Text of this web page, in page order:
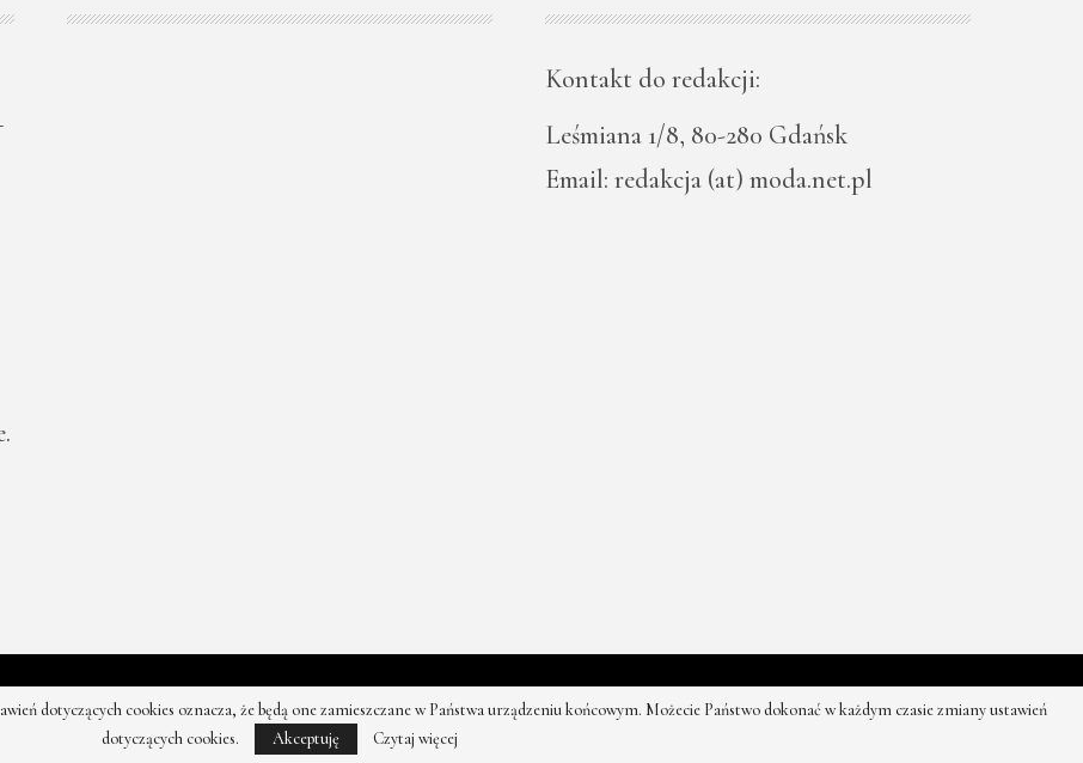
Kontakt do redakcji:
Leśmiana 1/8, 80-280 Gdańsk
Email: redakcja (at) moda.net.pl
Moda - najnowsze kolekcje, najtańsze sklepy. Wszystkie prawa zastrzeżone.
dotyczących cookies oznacza, że będą one zamieszczane w Państwa urządzeniu końcowym. Możecie Państwo dokonać w każdym czasie zmiany ustawień
dotyczących cookies.
Akceptuję Czytaj więcej